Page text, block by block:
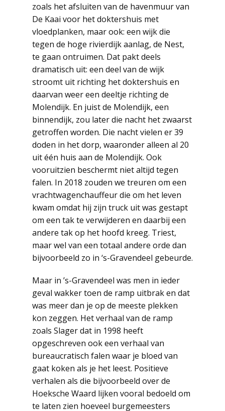
zoals het afsluiten van de havenmuur van
De Kaai voor het doktershuis met
vloedplanken, maar ook: een wijk die
tegen de hoge rivierdijk aanlag, de Nest,
te gaan ontruimen. Dat pakt deels
dramatisch uit: een deel van de wijk
stroomt uit richting het doktershuis en
daarvan weer een deeltje richting de
Molendijk. En juist de Molendijk, een
binnendijk, zou later die nacht het zwaarst
getroffen worden. Die nacht vielen er 39
doden in het dorp, waaronder alleen al 20
uit één huis aan de Molendijk. Ook
vooruitzien beschermt niet altijd tegen
falen. In 2018 zouden we treuren om een
vrachtwagenchauffeur die om het leven
kwam omdat hij zijn truck uit was gestapt
om een tak te verwijderen en daarbij een
andere tak op het hoofd kreeg. Triest,
maar wel van een totaal andere orde dan
bijvoorbeeld zo in ‘s-Gravendeel gebeurde.
Maar in ’s-Gravendeel was men in ieder
geval wakker toen de ramp uitbrak en dat
was meer dan je op de meeste plekken
kon zeggen. Het verhaal van de ramp
zoals Slager dat in 1998 heeft
opgeschreven ook een verhaal van
bureaucratisch falen waar je bloed van
gaat koken als je het leest. Positieve
verhalen als die bijvoorbeeld over de
Hoeksche Waard lijken vooral bedoeld om
te laten zien hoeveel burgemeesters